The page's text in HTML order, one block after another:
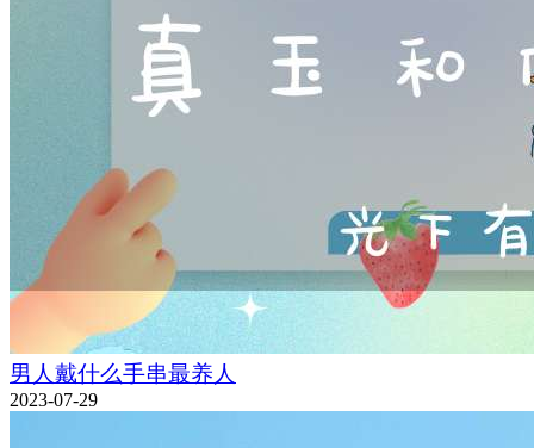
男人戴什么手串最养人
2023-07-29